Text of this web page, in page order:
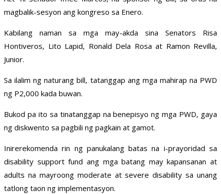
magbalik-sesyon ang kongreso sa Enero.
Kabilang naman sa mga may-akda sina Senators Risa
Hontiveros, Lito Lapid, Ronald Dela Rosa at Ramon Revilla,
Junior.
Sa ilalim ng naturang bill, tatanggap ang mga mahirap na PWD
ng P2,000 kada buwan.
Bukod pa ito sa tinatanggap na benepisyo ng mga PWD, gaya
ng diskwento sa pagbili ng pagkain at gamot.
Inirerekomenda rin ng panukalang batas na i-prayoridad sa
disability support fund ang mga batang may kapansanan at
adults na mayroong moderate at severe disability sa unang
tatlong taon ng implementasyon.